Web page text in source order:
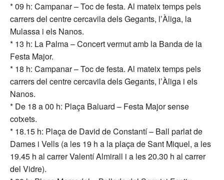
* 09 h: Campanar – Toc de festa. Al mateix temps pels
carrers del centre cercavila dels Gegants, l’Àliga, la
Mulassa i els Nanos.
* 13 h: La Palma – Concert vermut amb la Banda de la
Festa Major.
* 18 h: Campanar – Toc de festa. Al mateix temps pels
carrers del centre cercavila dels Gegants, l’Àliga i els
Nanos.
* De 18 a 00 h: Plaça Baluard – Festa Major sense
cotxets.
* 18.15 h: Plaça de David de Constantí – Ball parlat de
Dames i Vells (a les 19 h a la plaça de Sant Miquel, a les
19.45 h al carrer Valentí Almirall i a les 20.30 h al carrer
del Vidre).